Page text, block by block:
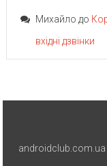
Михайло до
вхідні дзвінки